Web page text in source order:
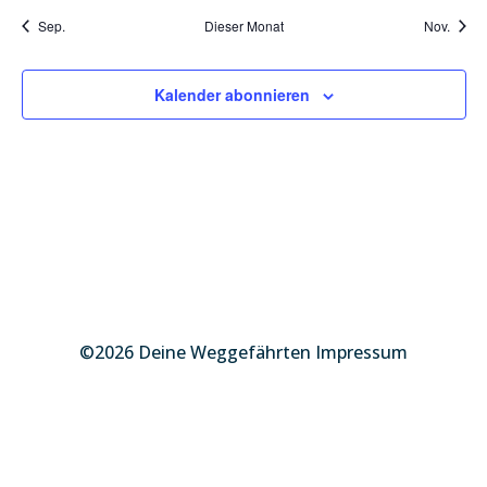
Sep. Dieser Monat Nov.
Kalender abonnieren
©2026 Deine Weggefährten Impressum